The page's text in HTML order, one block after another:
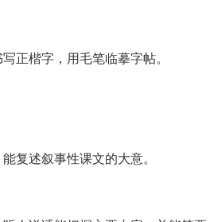
正楷字，用毛笔临摹字帖。
复述叙事性课文的大意。